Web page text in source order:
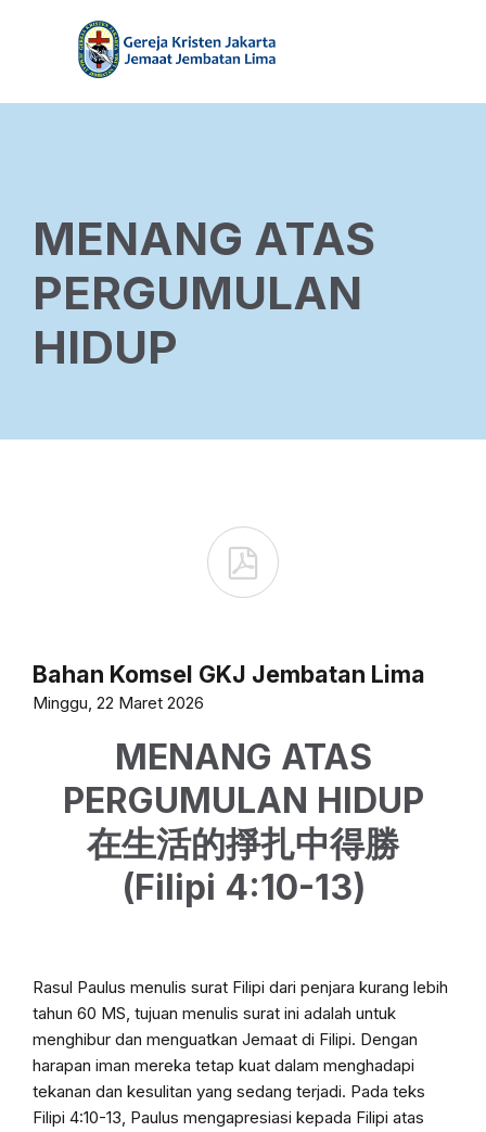
MENANG ATAS
PERGUMULAN
HIDUP

Bahan Komsel GKJ Jembatan Lima
Minggu, 22 Maret 2026
MENANG ATAS
PERGUMULAN HIDUP
在生活的掙扎中得勝
(Filipi 4:10-13)
Rasul Paulus menulis surat Filipi dari penjara kurang lebih
tahun 60 MS, tujuan menulis surat ini adalah untuk
menghibur dan menguatkan Jemaat di Filipi. Dengan
harapan iman mereka tetap kuat dalam menghadapi
tekanan dan kesulitan yang sedang terjadi. Pada teks
Filipi 4:10-13, Paulus mengapresiasi kepada Filipi atas